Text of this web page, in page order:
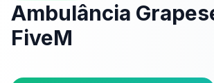
Ambulância
FiveM